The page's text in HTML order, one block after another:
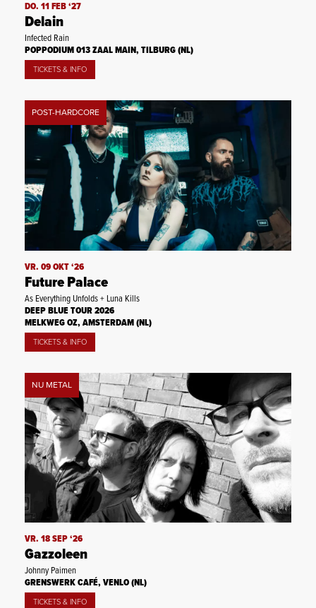
DO. 11 FEB ‘27
Delain
Infected Rain
POPPODIUM 013 ZAAL MAIN, TILBURG (NL)
TICKETS & INFO
POST-HARDCORE
VR. 09 OKT ‘26
Future Palace
As Everything Unfolds + Luna Kills
DEEP BLUE TOUR 2026
MELKWEG OZ, AMSTERDAM (NL)
TICKETS & INFO
NU METAL
VR. 18 SEP ‘26
Gazzoleen
Johnny Paimen
GRENSWERK CAFÉ, VENLO (NL)
TICKETS & INFO